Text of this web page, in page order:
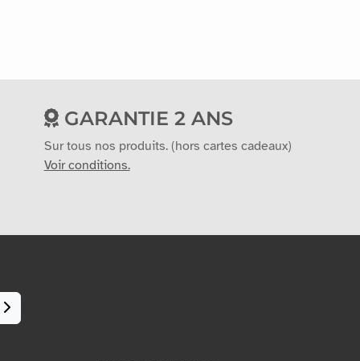
GARANTIE 2 ANS
Sur tous nos produits. (hors cartes cadeaux)
Voir conditions.